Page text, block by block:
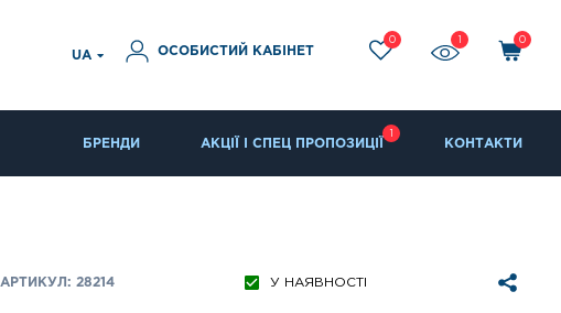
UA ОСОБИСТИЙ КАБІНЕТ
0 0
БРЕНДИ АКЦІЇ І СПЕЦ ПРОПОЗИЦІЇ КОНТАКТИ
АРТИКУЛ: 28214 У НАЯВНОСТІ